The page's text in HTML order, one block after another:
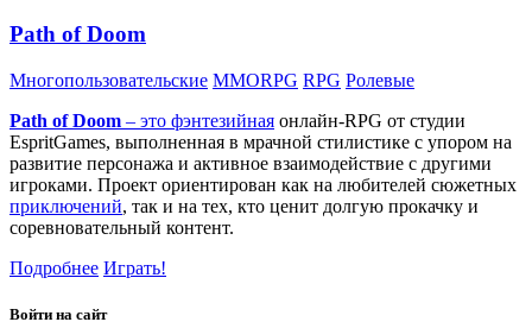
Path of Doom
Многопользовательские MMORPG RPG Ролевые
Path of Doom – это фэнтезийная онлайн-RPG от студии
EspritGames, выполненная в мрачной стилистике с упором на
развитие персонажа и активное взаимодействие с другими
игроками. Проект ориентирован как на любителей сюжетных
приключений, так и на тех, кто ценит долгую прокачку и
соревновательный контент.
Подробнее Играть!
Войти на сайт